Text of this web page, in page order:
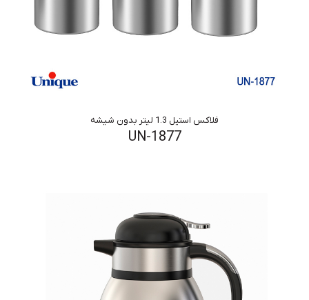
فلاکس استیل 1.3 لیتر بدون شیشه
UN-1877